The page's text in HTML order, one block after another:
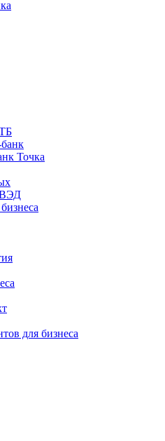
Точка
для бизнеса